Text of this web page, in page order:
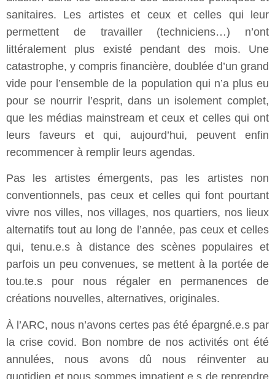
sanitaires. Les artistes et ceux et celles qui leur
permettent de travailler (techniciens…) n’ont
littéralement plus existé pendant des mois. Une
catastrophe, y compris financière, doublée d’un grand
vide pour l’ensemble de la population qui n’a plus eu
pour se nourrir l’esprit, dans un isolement complet,
que les médias mainstream et ceux et celles qui ont
leurs faveurs et qui, aujourd’hui, peuvent enfin
recommencer à remplir leurs agendas.
Pas les artistes émergents, pas les artistes non
conventionnels, pas ceux et celles qui font pourtant
vivre nos villes, nos villages, nos quartiers, nos lieux
alternatifs tout au long de l’année, pas ceux et celles
qui, tenu.e.s à distance des scènes populaires et
parfois un peu convenues, se mettent à la portée de
tou.te.s pour nous régaler en permanences de
créations nouvelles, alternatives, originales.
À l’ARC, nous n’avons certes pas été épargné.e.s par
la crise covid. Bon nombre de nos activités ont été
annulées, nous avons dû nous réinventer au
quotidien et nous sommes impatient.e.s de reprendre